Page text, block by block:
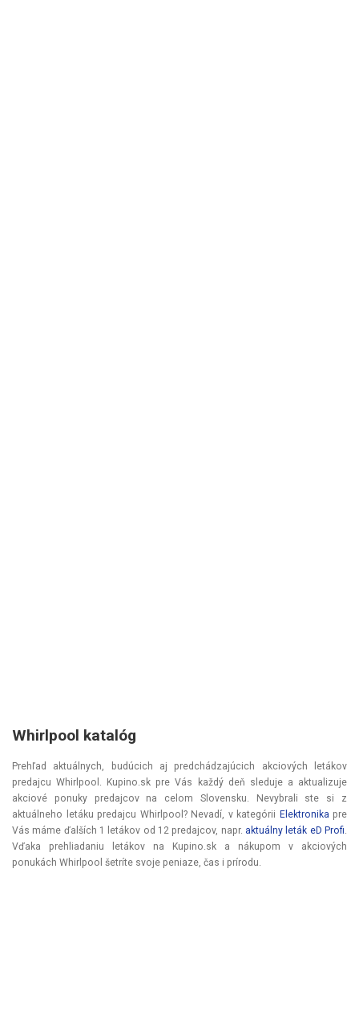
Whirlpool katalóg
Prehľad aktuálnych, budúcich aj predchádzajúcich akciových letákov
predajcu Whirlpool. Kupino.sk pre Vás každý deň sleduje a aktualizuje
akciové ponuky predajcov na celom Slovensku. Nevybrali ste si z
aktuálneho letáku predajcu Whirlpool? Nevadí, v kategórii Elektronika pre
Vás máme ďalších 1 letákov od 12 predajcov, napr. aktuálny leták eD Profi.
Vďaka prehliadaniu letákov na Kupino.sk a nákupom v akciových
ponukách Whirlpool šetríte svoje peniaze, čas i prírodu.